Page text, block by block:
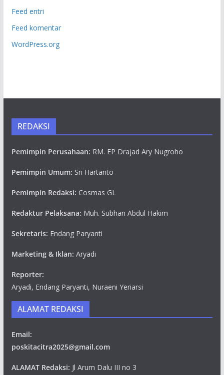
Feed entri
Feed komentar
WordPress.org
REDAKSI
Pemimpin Perusahaan: RM. EP Drajad Ary Nugroho
Pemimpin Umum: Sri Hartanto
Pemimpin Redaksi: Cosmas GL
Redaktur Pelaksana: Muh. Subhan Abdul Hakim
Sekretaris: Endang Paryanti
Marketing & Iklan: Aryadi
Reporter:
Aryadi, Endang Paryanti, Nuraeni Yeriarsi
ALAMAT REDAKSI
Email:
poskitacitra2025@gmail.com
ALAMAT Redaksi: Jl Arum Dalu III no 3